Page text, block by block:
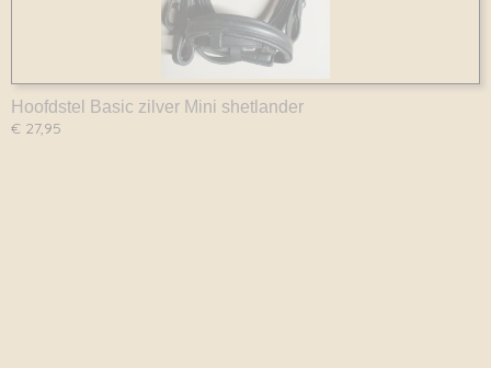
Hoofdstel Basic zilver Mini shetlander
€ 27,95